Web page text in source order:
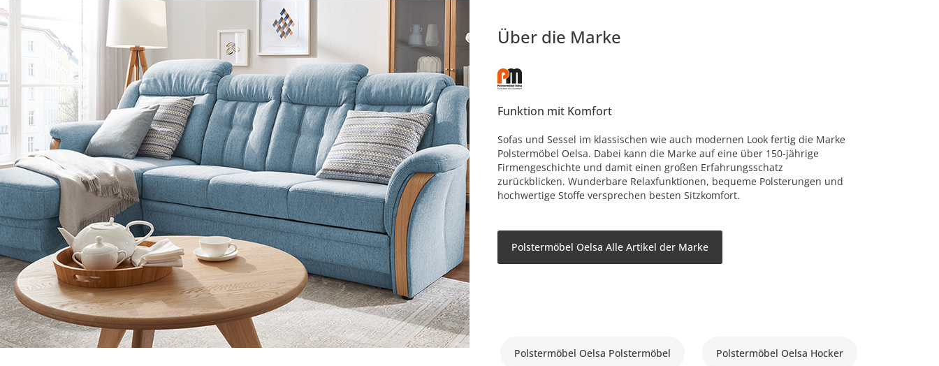
Über die Marke
Funktion mit Komfort
Sofas und Sessel im klassischen wie auch modernen Look fertig die Marke
Polstermöbel Oelsa. Dabei kann die Marke auf eine über 150-jährige
Firmengeschichte und damit einen großen Erfahrungsschatz
zurückblicken. Wunderbare Relaxfunktionen, bequeme Polsterungen und
hochwertige Stoffe versprechen besten Sitzkomfort.
Polstermöbel Oelsa Alle Artikel der Marke
Polstermöbel Oelsa Polstermöbel Polstermöbel Oelsa Hocker